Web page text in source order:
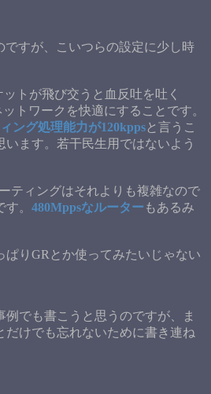
すが、こいつらの設定に少し時
トが飛び交うと血反吐を吐く
トワークを快適にすることです。
ング処理能力が120kppsと言うこ
ます。若干民生用ではないよう
ティングはそれよりも複雑なので
す。480Mppsなルーター もあるみ
りGRとか使ってみたいじゃない
でも書こうと思うのですが、ま
けでも忘れないために書き連ね